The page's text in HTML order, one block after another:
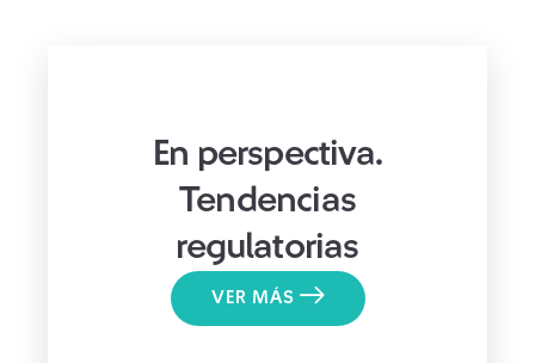
En perspectiva.
Tendencias
regulatorias
VER MÁS